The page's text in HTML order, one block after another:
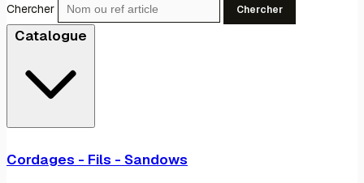
Chercher Chercher
Catalogue
Cordages - Fils - Sandows